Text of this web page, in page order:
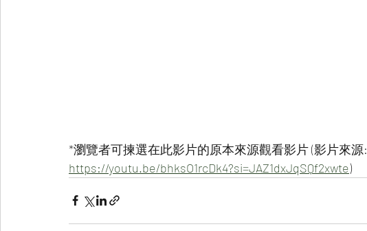
*瀏覽者可揀選在此影片的原本來源觀看影片 (影片來源:
https://youtu.be/bhksO1rcDk4?si=JAZ1dxJqSQf2xwte)